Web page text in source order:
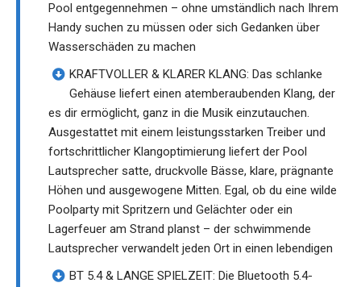
Pool entgegennehmen – ohne umständlich nach Ihrem
Handy suchen zu müssen oder sich Gedanken über
Wasserschäden zu machen
KRAFTVOLLER & KLARER KLANG: Das schlanke
Gehäuse liefert einen atemberaubenden Klang, der
es dir ermöglicht, ganz in die Musik einzutauchen.
Ausgestattet mit einem leistungsstarken Treiber und
fortschrittlicher Klangoptimierung liefert der Pool
Lautsprecher satte, druckvolle Bässe, klare, prägnante
Höhen und ausgewogene Mitten. Egal, ob du eine wilde
Poolparty mit Spritzern und Gelächter oder ein
Lagerfeuer am Strand planst – der schwimmende
Lautsprecher verwandelt jeden Ort in einen lebendigen
BT 5.4 & LANGE SPIELZEIT: Die Bluetooth 5.4-